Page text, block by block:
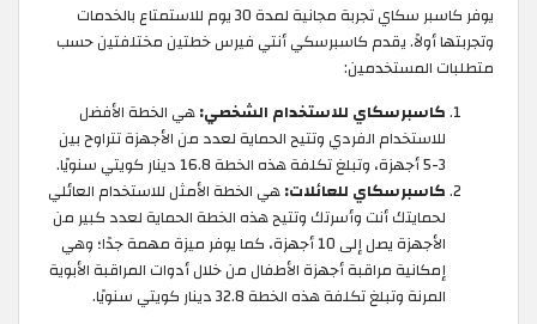
يوفر كاسبر سكاي تجربة مجانية لمدة 30 يوم للاستمتاع بالخدمات
وتجربتها أولاً. يقدم كاسبرسكي أنتي فيرس خطتين مختلفتين حسب
متطلبات المستخدمين:
كاسبرسكاي للاستخدام الشخصي:هي الخطة الأفضل
للاستخدام الفردي وتتيح الحماية لعدد من الأجهزة تتراوح بين
3-5 أجهزة، وتبلغ تكلفة هذه الخطة 16.8 دينار كويتي سنويًا.
كاسبرسكاي للعائلات:هي الخطة الأمثل للاستخدام العائلي
لحمايتك أنت وأسرتك وتتيح هذه الخطة الحماية لعدد كبير من
الأجهزة يصل إلى 10 أجهزة، كما يوفر ميزة مهمة جدًا؛ وهي
إمكانية مراقبة أجهزة الأطفال من خلال أدوات المراقبة الأبوية
المرنة وتبلغ تكلفة هذه الخطة 32.8 دينار كويتي سنويًا.